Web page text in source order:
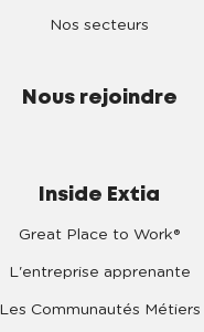
Nos secteurs
Nous rejoindre
Inside Extia
Great Place to Work®
L'entreprise apprenante
Les Communautés Métiers